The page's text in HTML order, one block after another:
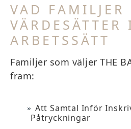
VAD FAMILJER
VÄRDESÄTTER
ARBETSSÄTT
Familjer som väljer THE
fram:
Att Samtal Inför
Påtryckningar